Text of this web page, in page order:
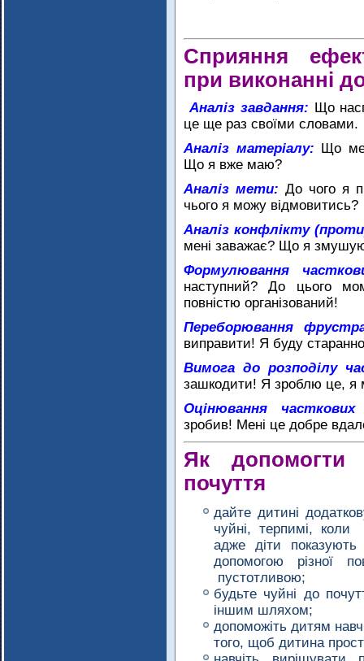
Сприяння
при виконанні
Аналіз завдання: Що
це ще раз своїми словами.
Аналіз матеріалу: Що
Що я вже маю?
Аналіз мети: До чого я
чього я можу відмовитись?
Аналіз конфлікту
мені заважає? Що я
Формулювання
наступний? До цього
повністю організований!
Переборювання
виправити! Я буду
Вимога до розподілу
зашкодити! Я зроблю це, я
Оцінювання
зробив! Мені це добре
Як допомогти
почуття
дайте дитині
чуйні, терпимі, коли
адже діти
допомогою різної
пустотливою;
будьте чуйні до
іншим шляхом;
допоможіть дитям
того, щоб дитина